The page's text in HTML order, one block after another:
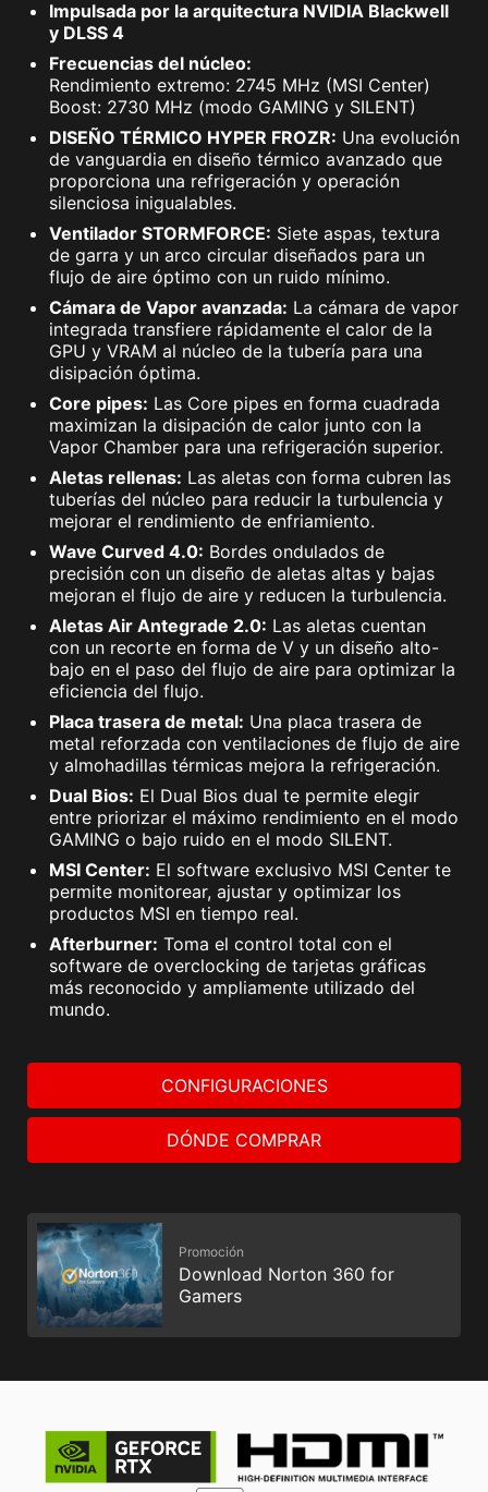
Impulsada por la arquitectura NVIDIA Blackwell
y DLSS 4
Frecuencias del núcleo:
Rendimiento extremo: 2745 MHz (MSI Center)
Boost: 2730 MHz (modo GAMING y SILENT)
DISEÑO TÉRMICO HYPER FROZR: Una evolución
de vanguardia en diseño térmico avanzado que
proporciona una refrigeración y operación
silenciosa inigualables.
Ventilador STORMFORCE: Siete aspas, textura
de garra y un arco circular diseñados para un
flujo de aire óptimo con un ruido mínimo.
Cámara de Vapor avanzada: La cámara de vapor
integrada transfiere rápidamente el calor de la
GPU y VRAM al núcleo de la tubería para una
disipación óptima.
Core pipes: Las Core pipes en forma cuadrada
maximizan la disipación de calor junto con la
Vapor Chamber para una refrigeración superior.
Aletas rellenas: Las aletas con forma cubren las
tuberías del núcleo para reducir la turbulencia y
mejorar el rendimiento de enfriamiento.
Wave Curved 4.0: Bordes ondulados de
precisión con un diseño de aletas altas y bajas
mejoran el flujo de aire y reducen la turbulencia.
Aletas Air Antegrade 2.0: Las aletas cuentan
con un recorte en forma de V y un diseño alto-
bajo en el paso del flujo de aire para optimizar la
eficiencia del flujo.
Placa trasera de metal: Una placa trasera de
metal reforzada con ventilaciones de flujo de aire
y almohadillas térmicas mejora la refrigeración.
Dual Bios: El Dual Bios dual te permite elegir
entre priorizar el máximo rendimiento en el modo
GAMING o bajo ruido en el modo SILENT.
MSI Center: El software exclusivo MSI Center te
permite monitorear, ajustar y optimizar los
productos MSI en tiempo real.
Afterburner: Toma el control total con el
software de overclocking de tarjetas gráficas
más reconocido y ampliamente utilizado del
mundo.
CONFIGURACIONES
DÓNDE COMPRAR
Promoción
Download Norton 360 for
Gamers